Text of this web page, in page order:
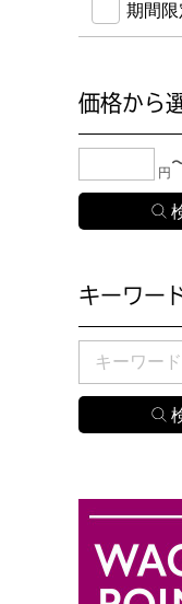
期間
価格から
下限金額・
円
キーワー
検索したい